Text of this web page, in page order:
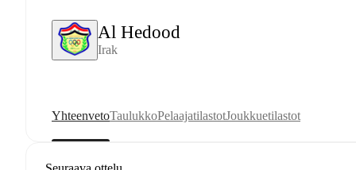
Al Hedood
Irak
YhteenvetoTaulukkoPelaajatilastotJoukkuetilastot